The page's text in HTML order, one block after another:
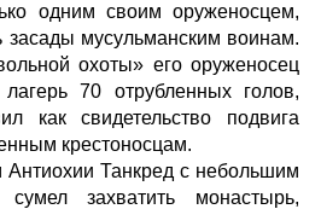
одним своим оруженосцем,
засады мусульманским воинам.
охоты» его оруженосец
70 отрубленных голов,
как свидетельство подвига
крестоносцам.
Танкред с небольшим
захватить монастырь,